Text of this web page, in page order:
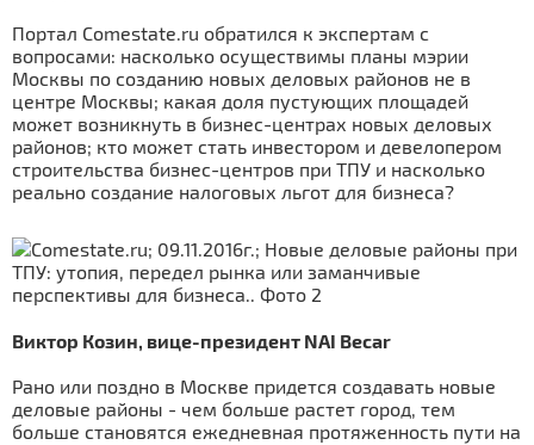
Портал Comestate.ru обратился к экспертам с
вопросами: насколько осуществимы планы мэрии
Москвы по созданию новых деловых районов не в
центре Москвы; какая доля пустующих площадей
может возникнуть в бизнес-центрах новых деловых
районов; кто может стать инвестором и девелопером
строительства бизнес-центров при ТПУ и насколько
реально создание налоговых льгот для бизнеса?
Виктор Козин, вице-президент NAI Becar
Рано или поздно в Москве придется создавать новые
деловые районы - чем больше растет город, тем
больше становятся ежедневная протяженность пути на